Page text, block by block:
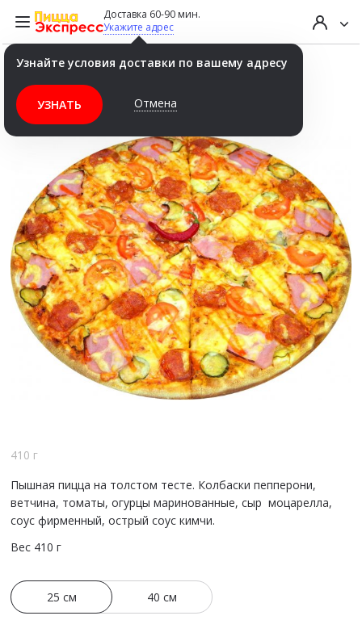
Доставка 60-90 мин.
Укажите адрес
Пицца Чилийская острая 40 см
410 г
Пышная пицца на толстом тесте. Колбаски пепперони,
ветчина, томаты, огурцы маринованные, сыр моцарелла,
соус фирменный, острый соус кимчи.
Вес 410 г
25 см 40 см
Узнайте условия доставки по вашему адресу
УЗНАТЬ Отмена